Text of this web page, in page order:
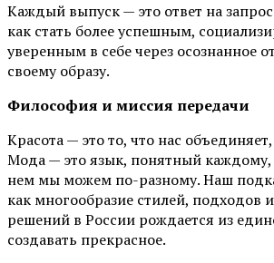
Каждый выпуск — это ответ на
как стать более успешным,
уверенным в себе через осознанное
своему образу.
Философия и миссия передачи
Красота — это то, что нас
Мода — это язык, понятный
нем мы можем по-разному. Наш
как многообразие стилей, подходов
решений в России рождается из
создавать прекрасное.